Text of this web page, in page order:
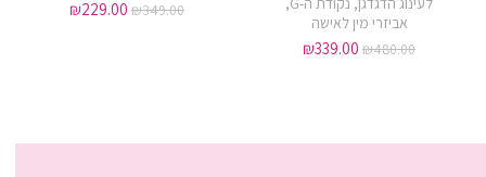
אביזרי מין לאישה
₪480.00
₪339.00
₪349.00
₪229.00